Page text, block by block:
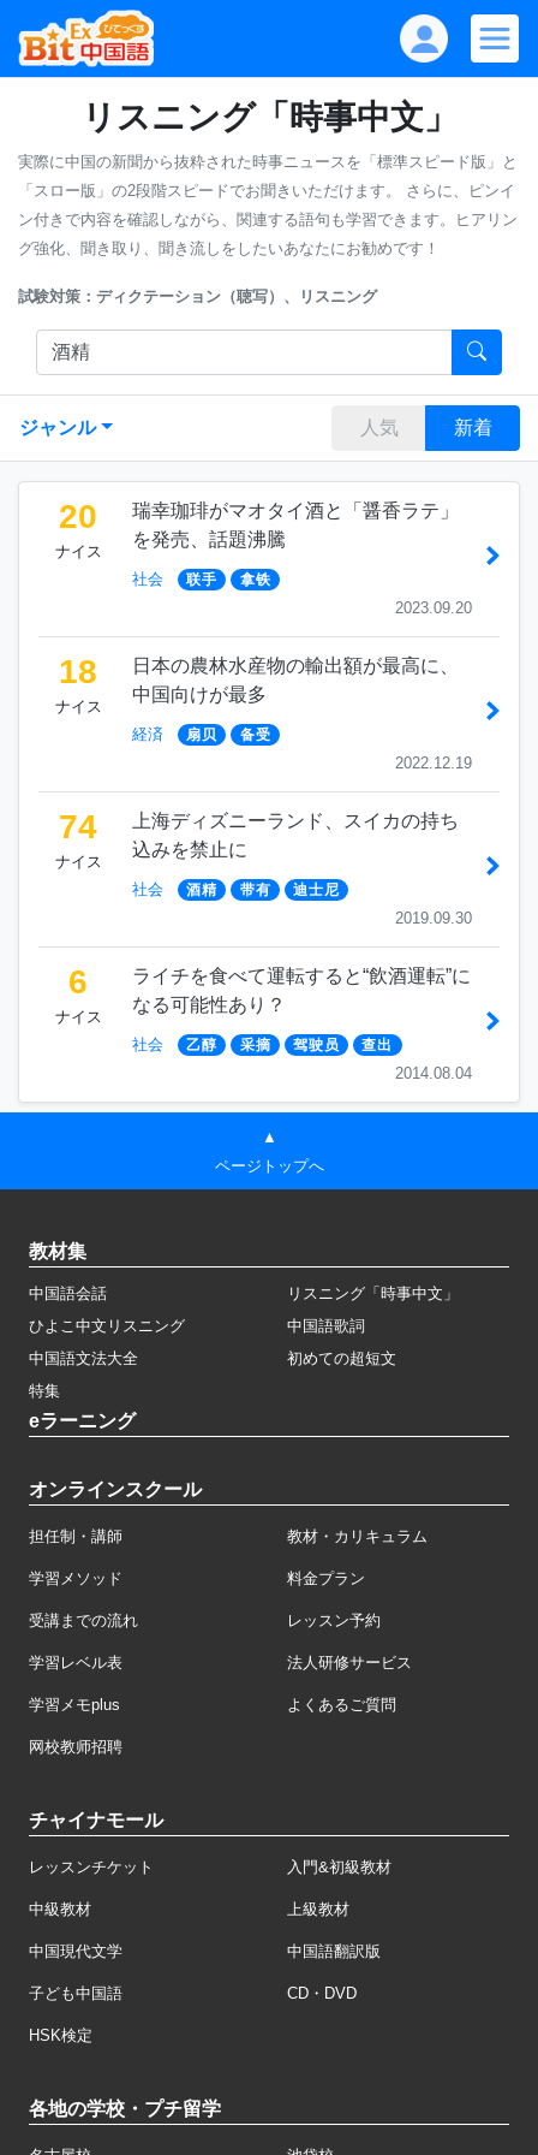
リスニング「時事中文」
実際に中国の新聞から抜粋された時事ニュースを「標準スピード版」と
「スロー版」の2段階スピードでお聞きいただけます。
さらに、ピンイ
ン付きで内容を確認しながら、関連する語句も学習できます。ヒアリン
グ強化、聞き取り、聞き流しをしたいあなたにお勧めです！
試験対策：ディクテーション（聴写）、リスニング
ジャンル 人気 新着
20
ナイス
瑞幸珈琲がマオタイ酒と「醤香ラテ」
を発売、話題沸騰
社会 联手 拿铁
2023.09.20
18
ナイス
日本の農林水産物の輸出額が最高に、
中国向けが最多
経済 扇贝 备受
2022.12.19
74
ナイス
上海ディズニーランド、スイカの持ち
込みを禁止に
社会 酒精 带有 迪士尼
2019.09.30
6
ナイス
ライチを食べて運転すると“飲酒運転”に
なる可能性あり？
社会 乙醇 采摘 驾驶员 查出
2014.08.04
▲
ページトップへ
教材集
中国語会話
リスニング「時事中文」
ひよこ中文リスニング
中国語歌詞
中国語文法大全
初めての超短文
特集
eラーニング
オンラインスクール
担任制・講師 教材・カリキュラム
学習メソッド 料金プラン
受講までの流れ レッスン予約
学習レベル表 法人研修サービス
学習メモplus よくあるご質問
网校教师招聘
チャイナモール
レッスンチケット 入門&初級教材
中級教材 上級教材
中国現代文学 中国語翻訳版
子ども中国語 CD・DVD
HSK検定
各地の学校・プチ留学